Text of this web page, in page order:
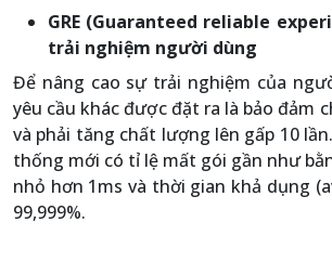
GRE (Guaranteed reliable
trải nghiệm người dùng
Để nâng cao sự trải nghiệm của
yêu cầu khác được đặt ra là bảo đảm
và phải tăng chất lượng lên gấp 10
thống mới có tỉ lệ mất gói gần như
nhỏ hơn 1ms và thời gian khả dụng
99,999%.